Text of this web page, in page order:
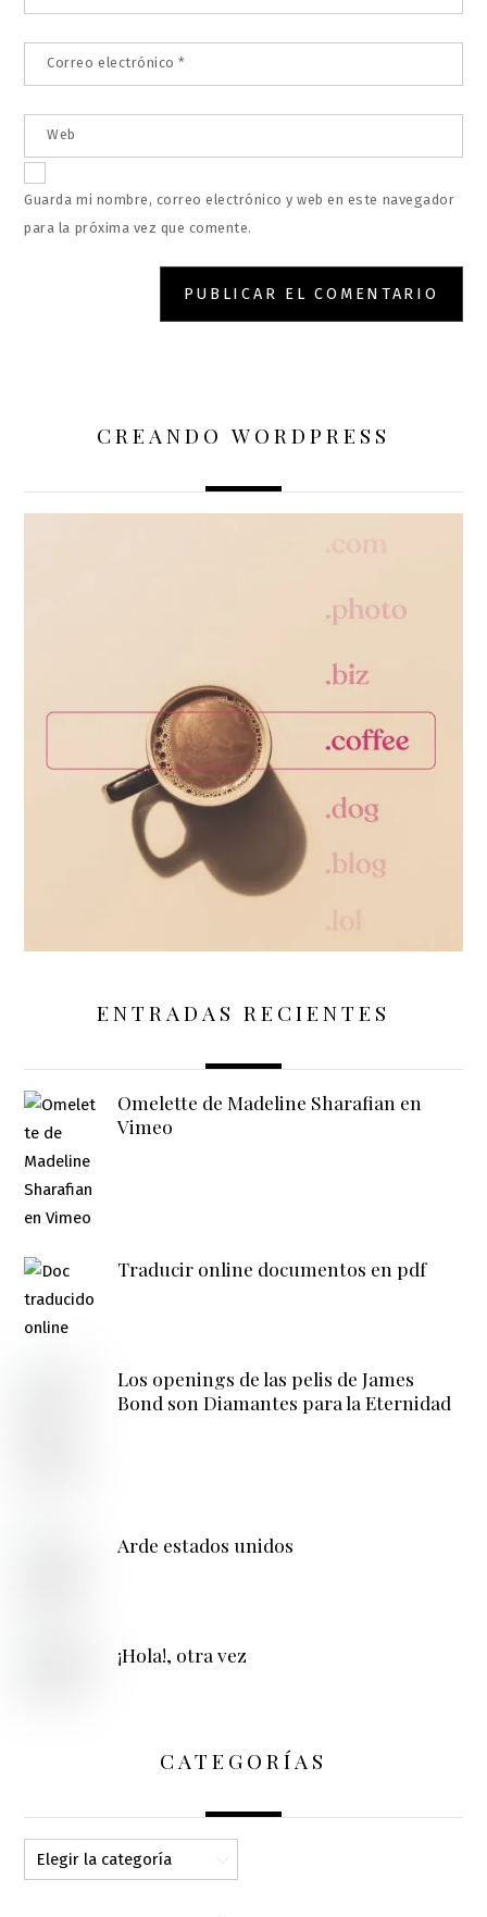
Correo electrónico*
Web
Guarda mi nombre, correo electrónico y web en este navegador
para la próxima vez que comente.
CREANDO WORDPRESS
ENTRADAS RECIENTES
Omelette de Madeline Sharafian en
Vimeo
Traducir online documentos en pdf
Los openings de las pelis de James
Bond son Diamantes para la Eternidad
Arde estados unidos
¡Hola!, otra vez
CATEGORÍAS
Categorías